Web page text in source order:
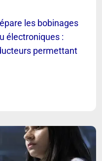
les bobinages
électroniques :
permettant
matériel